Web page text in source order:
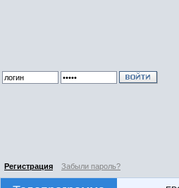
Регистрация Забыли пароль?